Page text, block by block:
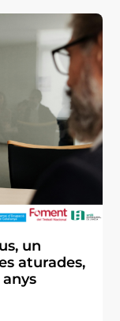
un
aturades,